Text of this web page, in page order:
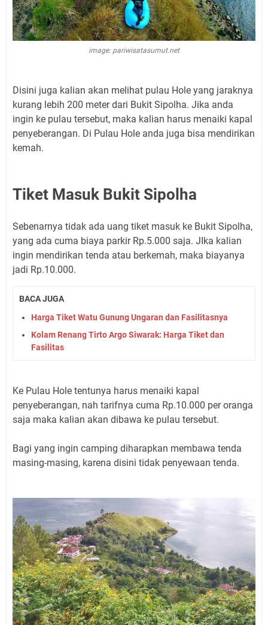
image: pariwisatasumut.net
Disini juga kalian akan melihat pulau Hole yang jaraknya
kurang lebih 200 meter dari Bukit Sipolha. Jika anda
ingin ke pulau tersebut, maka kalian harus menaiki kapal
penyeberangan. Di Pulau Hole anda juga bisa mendirikan
kemah.
Tiket Masuk Bukit Sipolha
Sebenarnya tidak ada uang tiket masuk ke Bukit Sipolha,
yang ada cuma biaya parkir Rp.5.000 saja. JIka kalian
ingin mendirikan tenda atau berkemah, maka biayanya
jadi Rp.10.000.
BACA JUGA
Harga Tiket Watu Gunung Ungaran dan Fasilitasnya
Kolam Renang Tirto Argo Siwarak: Harga Tiket dan
Fasilitas
Ke Pulau Hole tentunya harus menaiki kapal
penyeberangan, nah tarifnya cuma Rp.10.000 per oranga
saja maka kalian akan dibawa ke pulau tersebut.
Bagi yang ingin camping diharapkan membawa tenda
masing-masing, karena disini tidak penyewaan tenda.